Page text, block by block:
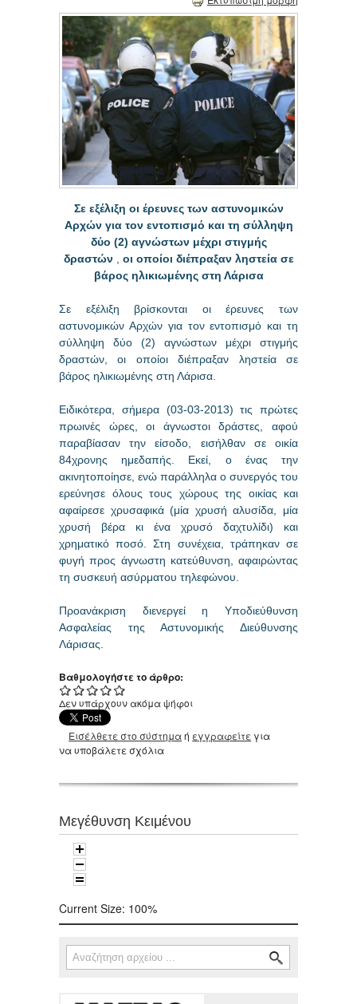
Σε εξέλιξη οι έρευνες των αστυνομικών
Αρχών για τον εντοπισμό και τη σύλληψη
δύο (2) αγνώστων μέχρι στιγμής
δραστών
οι οποίοι διέπραξαν ληστεία σε
βάρος ηλικιωμένης στη Λάρισα
Σε εξέλιξη βρίσκονται οι έρευνες των
αστυνομικών Αρχών για τον εντοπισμό και τη
σύλληψη δύο (2) αγνώστων μέχρι στιγμής
δραστών, οι οποίοι διέπραξαν ληστεία σε
βάρος ηλικιωμένης στη Λάρισα.
Ειδικότερα, σήμερα (03-03-2013) τις πρώτες
πρωινές ώρες, οι άγνωστοι δράστες, αφού
παραβίασαν την είσοδο, εισήλθαν σε οικία
84χρονης ημεδαπής. Εκεί, ο ένας την
ακινητοποίησε, ενώ παράλληλα ο συνεργός του
ερεύνησε όλους τους χώρους της οικίας και
αφαίρεσε χρυσαφικά (μία χρυσή αλυσίδα, μία
χρυσή βέρα κι ένα χρυσό δαχτυλίδι) και
χρηματικό ποσό. Στη συνέχεια, τράπηκαν σε
φυγή προς άγνωστη κατεύθυνση, αφαιρώντας
τη συσκευή ασύρματου τηλεφώνου.
Προανάκριση διενεργεί η Υποδιεύθυνση
Ασφαλείας της Αστυνομικής Διεύθυνσης
Λάρισας.
Βαθμολογήστε το άρθρο:
Δεν υπάρχουν ακόμα ψήφοι
Εισέλθετε στο σύστημαή εγγραφείτε για
να υποβάλετε σχόλια
Μεγέθυνση Κειμένου
Current Size: 100%
Φόρμα αναζήτησης
Αναζήτηση